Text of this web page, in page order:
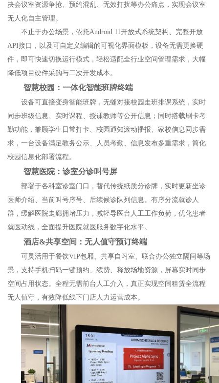
决会议室资源争抢、预约混乱、无效打扰等办公痛点，实现会议室
无人化自主管理。
不止于办公场景，依托Android 11开放式系统架构、完整开放
API接口，以及可自定义编辑的可视化界面模板，设备无需更换硬
件，即可快速切换运行模式，轻松适配全行业空间管理需求，大幅
降低项目硬件采购与二次开发成本。
智慧校园：一体化智能班牌终端
设备可直接变身智能班牌，无缝对接校园走班排课系统，实时
同步班级信息、实时课程、授课教师等公开信息；同时搭载刷卡考
勤功能，兼顾学生日常打卡、校园通知滚动播报、家校信息同步需
求，一台设备满足教务公示、人员考勤、信息发布多重需求，简化
校园信息化部署流程。
智慧医院：诊室分诊叫号屏
部署于各科室诊室门口，替代传统纸质分诊牌，实时更新坐诊
医师介绍、当前叫号序号、后续候诊队列信息。有序分流就诊人
群，缓解医院走廊拥堵压力，减轻导医台人工工作负荷，优化患者
就医动线，全面提升医院就医服务数字化水平。
酒店&共享空间：无人值守预订终端
可灵活用于餐饮VIP包厢、共享自习室、联合办公独立隔间等场
景，支持手机扫码一键预约、续费、释放场地资源，屏幕实时同步
空间占用状态。全程无需前台人工介入，真正实现空间租赁全流程
无人值守，有效降低线下门店人力运营成本。